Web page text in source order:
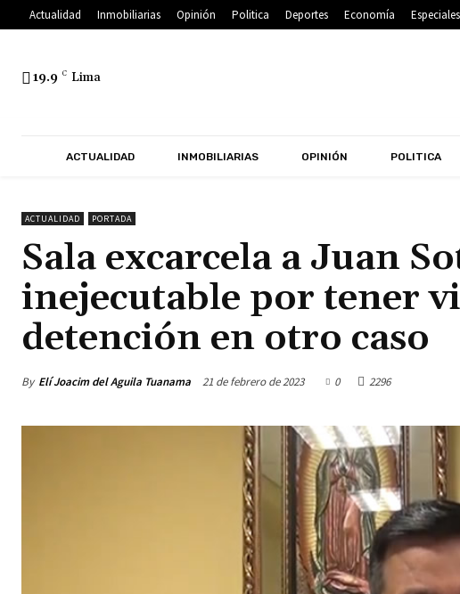
Actualidad Inmobiliarias Opinión Politica Deportes Economía Especiales
19.9 C Lima
ACTUALIDAD INMOBILIARIAS OPINIÓN POLITICA
ACTUALIDAD PORTADA
Sala excarcela a Juan
inejecutable por tener
detención en otro caso
By Elí Joacim del Aguila Tuanama 21 de febrero de 2023 0 2296